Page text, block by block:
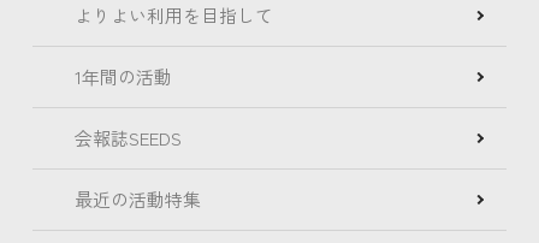
よりよい利用を目指して
1年間の活動
会報誌SEEDS
最近の活動特集